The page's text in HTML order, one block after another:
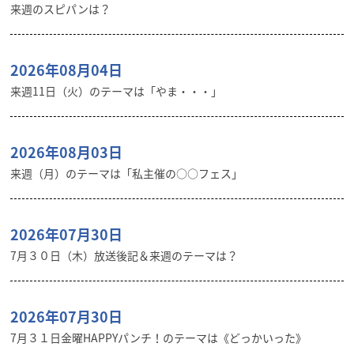
来週のスピパンは？
2026年08月04日
来週11日（火）のテーマは「やま・・・」
2026年08月03日
来週（月）のテーマは「私主催の○○フェス」
2026年07月30日
7月３０日（木）放送後記＆来週のテーマは？
2026年07月30日
7月３１日金曜HAPPYパンチ！のテーマは《どっかいった》